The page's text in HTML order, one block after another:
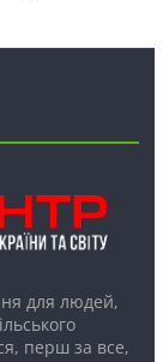
для людей,
перш за все,